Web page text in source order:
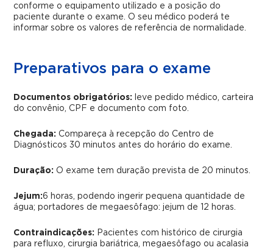
conforme o equipamento utilizado e a posição do
paciente durante o exame. O seu médico poderá te
informar sobre os valores de referência de normalidade.
Preparativos para o exame
Documentos obrigatórios:
leve pedido médico, carteira
do convênio, CPF e documento com foto.
Chegada: Compareça à recepção do Centro de
Diagnósticos 30 minutos antes do horário do exame.
Duração:O exame tem duração prevista de 20 minutos.
Jejum:6 horas, podendo ingerir pequena quantidade de
água; portadores de megaesôfago: jejum de 12 horas.
Contraindicações: Pacientes com histórico de cirurgia
para refluxo, cirurgia bariátrica, megaesôfago ou acalasia